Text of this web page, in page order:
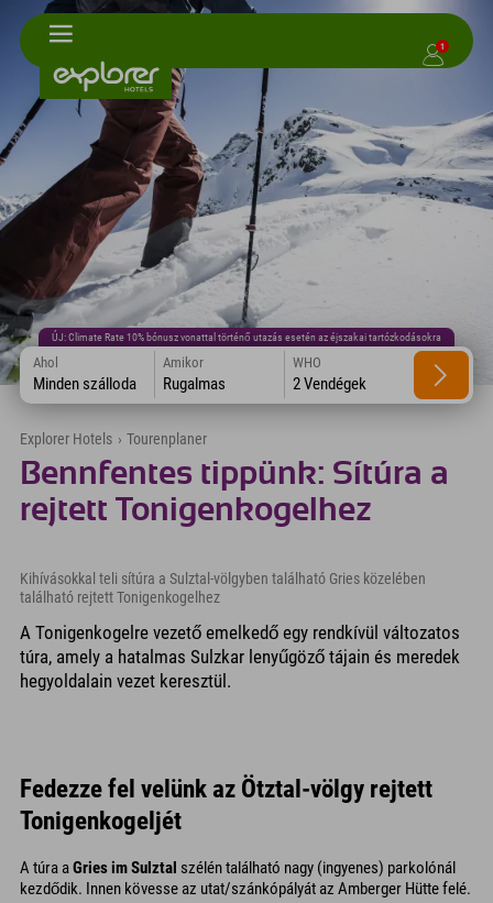
1
ÚJ: Climate Rate 10% bónusz vonattal történő utazás esetén az éjszakai tartózkodásokra
Ahol
Minden szálloda
Amikor
Rugalmas
WHO
2 Vendégek
Explorer Hotels › Tourenplaner
Bennfentes tippünk: Sítúra a
rejtett Tonigenkogelhez
Kihívásokkal teli sítúra a Sulztal-völgyben található Gries közelében
található rejtett Tonigenkogelhez
A Tonigenkogelre vezető emelkedő egy rendkívül változatos
túra, amely a hatalmas Sulzkar lenyűgöző tájain és meredek
hegyoldalain vezet keresztül.
Fedezze fel velünk az Ötztal-völgy rejtett
Tonigenkogeljét
A túra aGries im Sulztal szélén található nagy (ingyenes) parkolónál
kezdődik. Innen kövesse az utat/szánkópályát az Amberger Hütte felé.